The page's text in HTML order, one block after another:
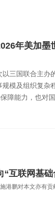
年美加墨
三国联合主办
模及组织复杂
障能力，也对
期间，...
港鹏对本文亦有贡